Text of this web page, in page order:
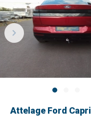
Attelage Ford Capri